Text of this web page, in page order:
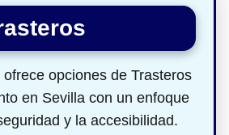
opciones de Trasteros
en Sevilla con un enfoque
y la accesibilidad.